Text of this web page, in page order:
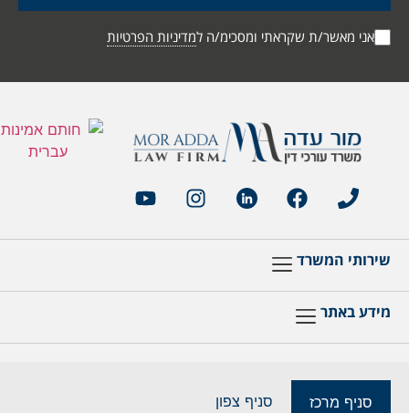
אני מאשר/ת שקראתי ומסכימ/ה למדיניות הפרטיות
שירותי המשרד
מידע באתר
סניף מרכז סניף צפון